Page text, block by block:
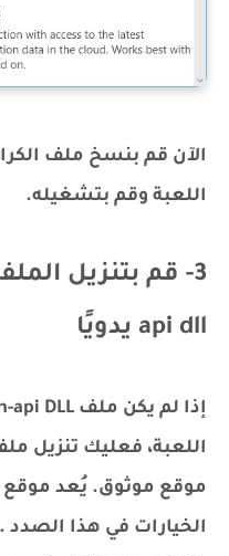
الآن قم بنسخ ملف
اللعبة وقم بتشغيله.
api dll يدويًا
موقع موثوق. يُعد موقع
الخيارات في هذا الصدد